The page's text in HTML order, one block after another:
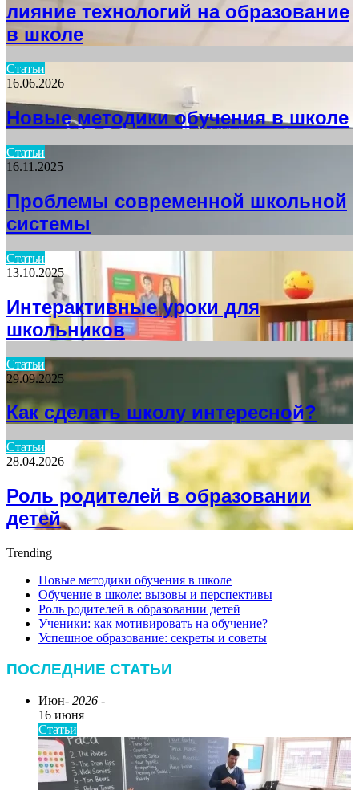
лияние технологий на образование
в школе
Статьи
16.06.2026
Новые методики обучения в школе
Статьи
16.11.2025
Проблемы современной школьной
системы
Статьи
13.10.2025
Интерактивные уроки для
школьников
Статьи
29.09.2025
Как сделать школу интересной?
Статьи
28.04.2026
Роль родителей в образовании
детей
Trending
Новые методики обучения в школе
Обучение в школе: вызовы и перспективы
Роль родителей в образовании детей
Ученики: как мотивировать на обучение?
Успешное образование: секреты и советы
ПОСЛЕДНИЕ СТАТЬИ
Июн- 2026 -
16 июня
Статьи